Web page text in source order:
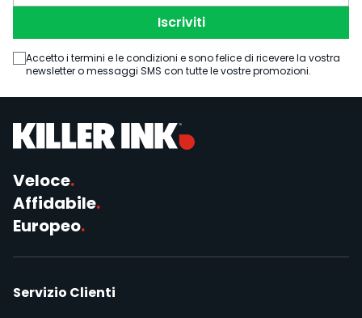
Iscriviti
Accetto i termini e le condizioni e sono felice di ricevere la vostra
newsletter o messaggi SMS con tutte le vostre promozioni.
Veloce.
Affidabile.
Europeo.
Servizio Clienti